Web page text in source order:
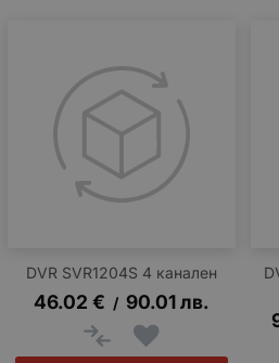
DVR SVR1204S 4 канален
46.02 € / 90.01лв.